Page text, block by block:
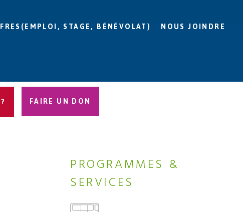
STAGE, BÉNÉVOLAT) NOUS JOINDRE
FAIRE UN DON
PROGRAMMES &
SERVICES